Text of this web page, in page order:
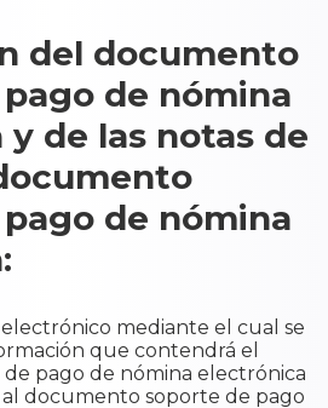
del documento
de nómina
de las notas de
de nómina
mediante el cual se
que contendrá el
pago de nómina electrónica
al documento soporte de pago